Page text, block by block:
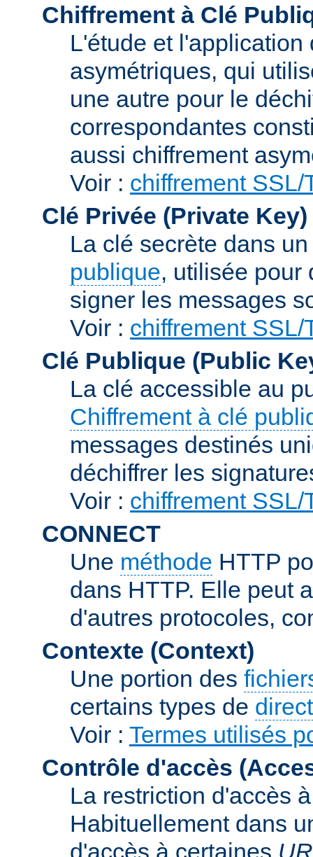
Chiffrement à Clé
L'étude et
asymétriques, qui
une autre pour le
correspondantes
aussi chiffrement
Voir : chiffrement SSL/
Clé Privée (Private Key)
La clé secrète dans
publique, utilisée pour
signer les messages
Voir : chiffrement SSL/
Clé Publique (Public
La clé accessible au
Chiffrement à clé
messages destinés
déchiffrer les
Voir : chiffrement SSL/
CONNECT
Une méthode HTTP
dans HTTP. Elle peut
d'autres protocoles,
Contexte (Context)
Une portion des
certains types de
Voir : Termes utilisés
Contrôle d'accès
La restriction d'accès
Habituellement dans
d'accès à certaines